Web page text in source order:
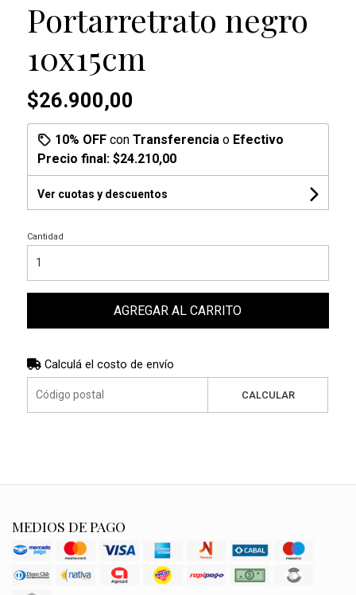
Portarretrato negro
10x15cm
$26.900,00
10% OFFcon Transferencia o Efectivo
Precio final: $24.210,00
Ver cuotas y descuentos
Cantidad
AGREGAR AL CARRITO
Calculá el costo de envío
CALCULAR
MEDIOS DE PAGO